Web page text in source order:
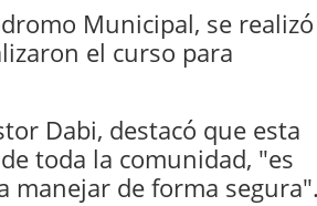
Municipal, se realizó
el curso para
Dabi, destacó que esta
toda la comunidad, "es
manejar de forma